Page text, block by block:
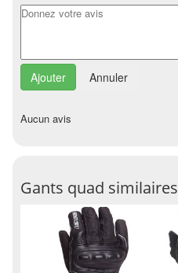
Annuler
Aucun avis
Gants quad similaires